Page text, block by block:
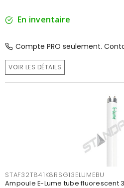
En inventaire
Compte PRO seulement.
VOIR LES DÉTAILS
STAF32T841K8RSG13ELUMEBU
Ampoule E-Lume tube fluorescent